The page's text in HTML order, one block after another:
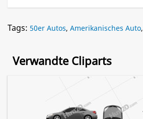
Tags: 50er Autos, Amerikanisches Auto,
Verwandte Cliparts